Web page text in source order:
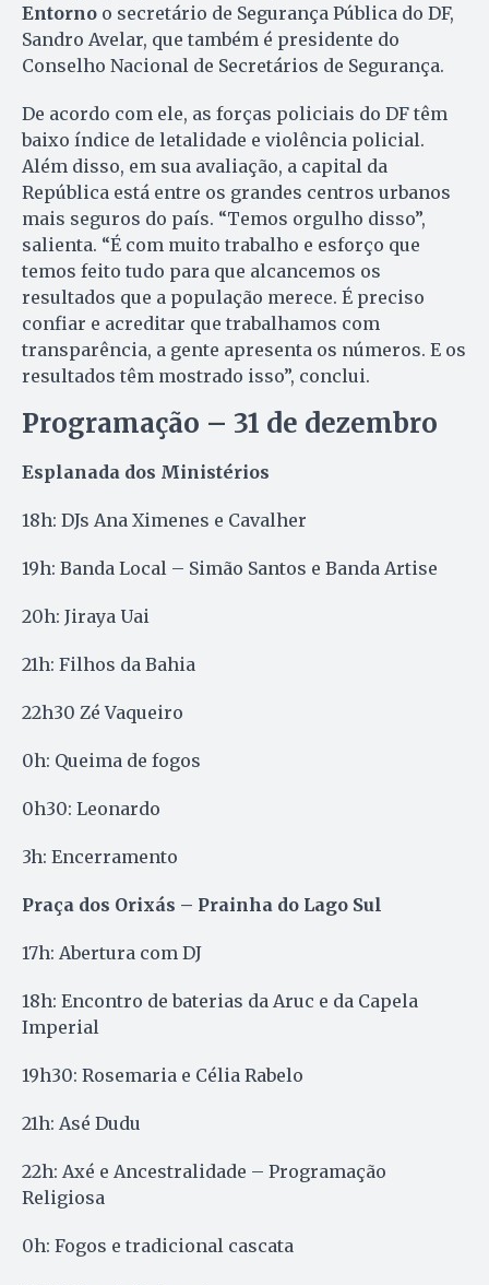
Entorno o secretário de Segurança Pública do DF,
Sandro Avelar, que também é presidente do
Conselho Nacional de Secretários de Segurança.
De acordo com ele, as forças policiais do DF têm
baixo índice de letalidade e violência policial.
Além disso, em sua avaliação, a capital da
República está entre os grandes centros urbanos
mais seguros do país. “Temos orgulho disso”,
salienta. “É com muito trabalho e esforço que
temos feito tudo para que alcancemos os
resultados que a população merece. É preciso
confiar e acreditar que trabalhamos com
transparência, a gente apresenta os números. E os
resultados têm mostrado isso”, conclui.
Programação – 31 de dezembro
Esplanada dos Ministérios
18h: DJs Ana Ximenes e Cavalher
19h: Banda Local – Simão Santos e Banda Artise
20h: Jiraya Uai
21h: Filhos da Bahia
22h30 Zé Vaqueiro
0h: Queima de fogos
0h30: Leonardo
3h: Encerramento
Praça dos Orixás – Prainha do Lago Sul
17h: Abertura com DJ
18h: Encontro de baterias da Aruc e da Capela
Imperial
19h30: Rosemaria e Célia Rabelo
21h: Asé Dudu
22h: Axé e Ancestralidade – Programação
Religiosa
0h: Fogos e tradicional cascata